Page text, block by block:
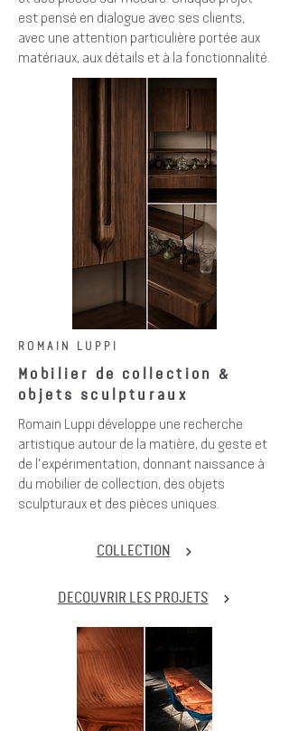
est pensé en dialogue avec ses clients,
avec une attention particulière portée aux
matériaux, aux détails et à la fonctionnalité.
ROMAIN LUPPI
Mobilier de collection &
objets sculpturaux
Romain Luppi développe une recherche
artistique autour de la matière, du geste et
de l'expérimentation, donnant naissance à
du mobilier de collection, des objets
sculpturaux et des pièces uniques.
COLLECTION
DECOUVRIR LES PROJETS